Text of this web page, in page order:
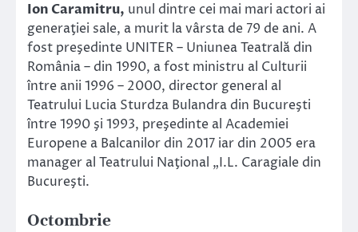
Ion Caramitru, unul dintre cei mai mari actori ai
generaţiei sale, a murit la vârsta de 79 de ani. A
fost preşedinte UNITER – Uniunea Teatrală din
România – din 1990, a fost ministru al Culturii
între anii 1996 – 2000, director general al
Teatrului Lucia Sturdza Bulandra din Bucureşti
între 1990 şi 1993, preşedinte al Academiei
Europene a Balcanilor din 2017 iar din 2005 era
manager al Teatrului Naţional „I.L. Caragiale din
Bucureşti.
Octombrie